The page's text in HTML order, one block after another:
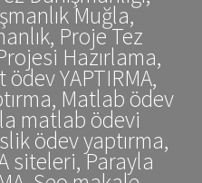
Muğla,
Proje Tez
Hazırlama,
YAPTIRMA,
Matlab ödev
matlab ödevi
ödev yaptırma,
siteleri, Parayla